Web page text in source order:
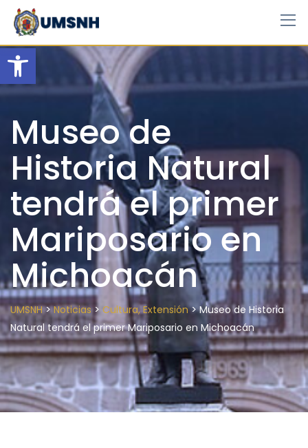
Open toolbar
Skip
content
Museo de
Historia Natural
tendrá el primer
Mariposario en
Michoacán
UMSNH>Noticias> Cultura, Extensión>Museo de Historia
Natural tendrá el primer Mariposario en Michoacán